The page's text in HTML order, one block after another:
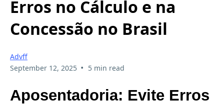
Erros no Cálculo e na
Concessão no Brasil
Advff
September 12, 2025 • 5 min read
Aposentadoria: Evite Erros